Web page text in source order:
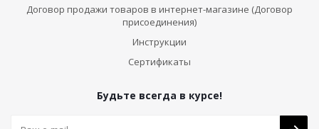
Договор продажи товаров в интернет-магазине (Договор
присоединения)
Инструкции
Сертификаты
Будьте всегда в курсе!